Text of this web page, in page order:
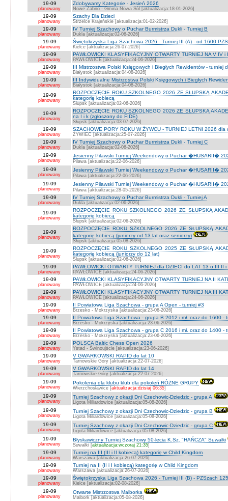
19-09
planowany
Zdobywamy Kategorie - Jesień 2026
Nowe Żabno - Gmina Nowa Sól [aktualizacja:18-01-2026]
19-09
planowany
Szachy Dla Dzieci
Strzelce Krajeńskie [aktualizacja:01-02-2026]
19-09
planowany
IV Turniej Szachowy o Puchar Burmistrza Dukli - Turniej B
Dukla [aktualizacja:02-06-2026]
19-09
planowany
Świętokrzyska Liga Szachowa 2026 - Turniej III (A) - od 1600
Kielce [aktualizacja:26-07-2026]
19-09
planowany
PAWŁOWICKI KLASYFIKACYJNY OTWARTY TURNIEJ NA V IV i
PAWŁOWICE [aktualizacja:24-06-2026]
19-09
planowany
III Mistrzostwa Polski Księgowych i Biegłych Rewidentów - turniej
Białystok [aktualizacja:04-08-2026]
19-09
planowany
III Indywidualne Mistrzostwa Polski Księgowych i Biegłych
Białystok [aktualizacja:04-08-2026]
19-09
planowany
ROZPOCZĘCIE ROKU SZKOLNEGO 2026 ZE SŁUPSKĄ
kategorię kobiecą
Słupsk [aktualizacja:02-06-2026]
19-09
planowany
ROZPOCZĘCIE ROKU SZKOLNEGO 2026 ZE SŁUPSKĄ
na I i k (zgłoszony do FIDE)
Słupsk [aktualizacja:03-07-2026]
19-09
planowany
SZACHOWE PORY ROKU W ŻYWCU - TURNIEJ LETNI 2026 dla
ŻYWIEC [aktualizacja:25-07-2026]
19-09
planowany
IV Turniej Szachowy o Puchar Burmistrza Dukli - Turniej C
Dukla [aktualizacja:02-06-2026]
19-09
planowany
Jesienny Pilawski Turniej Weekendowy o Puchar �HUSARII�
Pilawa [aktualizacja:22-06-2026]
19-09
planowany
Jesienny Pilawski Turniej Weekendowy o Puchar �HUSARII�
Pilawa [aktualizacja:22-06-2026]
19-09
planowany
Jesienny Pilawski Turniej Weekendowy o Puchar �HUSARII�
Pilawa [aktualizacja:28-05-2026]
19-09
planowany
IV Turniej Szachowy o Puchar Burmistrza Dukli - Turniej A
Dukla [aktualizacja:02-06-2026]
19-09
planowany
ROZPOCZĘCIE ROKU SZKOLNEGO 2026 ZE SŁUPSKĄ
kategorię kobiecą
Słupsk [aktualizacja:02-06-2026]
19-09
planowany
ROZPOCZĘCIE ROKU SZKOLNEGO 2026 ZE SŁUPSKĄ
kategorię kobiecą (juniorzy od 13 lat oraz seniorzy)
Słupsk [aktualizacja:05-08-2026]
19-09
planowany
ROZPOCZĘCIE ROKU SZKOLNEGO 2025 ZE SŁUPSKĄ
kategorię kobiecą (juniorzy do 12 lat)
Słupsk [aktualizacja:02-06-2026]
19-09
planowany
PAWŁOWICKI OTWARTY TURNIEJ dla DZIECI do LAT 13 o III II
PAWŁOWICE [aktualizacja:24-06-2026]
19-09
planowany
PAWŁOWICKI KLASYFIKACYJNY OTWARTY TURNIEJ NA II
PAWŁOWICE [aktualizacja:24-06-2026]
19-09
planowany
PAWŁOWICKI KLASYFIKACYJNY OTWARTY TURNIEJ NA III
PAWŁOWICE [aktualizacja:24-06-2026]
19-09
planowany
II Powiatowa Liga Szachowa - grupa A Open - turniej #3
Brzesko - Mokrzyska [aktualizacja:23-06-2026]
19-09
planowany
II Powiatowa Liga Szachowa - grupa B 2012 i mł. oraz do 1600 -
Brzesko - Mokrzyska [aktualizacja:23-06-2026]
19-09
planowany
II Powiatowa Liga Szachowa - grupa C 2016 i mł. oraz do 1400 -
Brzesko - Mokrzyska [aktualizacja:23-06-2026]
19-09
planowany
POLSCA Baltic Chess Open 2026
Ystad - Świnoujście [aktualizacja:23-06-2026]
19-09
planowany
V GWARKOWSKI RAPID do lat 10
Tarnowskie Góry [aktualizacja:22-07-2026]
19-09
planowany
V GWARKOWSKI RAPID do lat 14
Tarnowskie Góry [aktualizacja:22-07-2026]
19-09
planowany
Pokolenia dla klubu klub dla pokoleń RÓŻNE GRUPY
Wierzchosławice [aktualizacja:dzisiaj 06:35]
19-09
planowany
Turniej Szachowy z okazji Dni Czechowic-Dziedzic - grupa A
Ligota Miliardowice [aktualizacja:05-08-2026]
19-09
planowany
Turniej Szachowy z okazji Dni Czechowic-Dziedzic - grupa B
Ligota Miliardowice [aktualizacja:05-08-2026]
19-09
planowany
Turniej Szachowy z okazji Dni Czechowic-Dziedzic - grupa C
Ligota Miliardowice [aktualizacja:05-08-2026]
19-09
planowany
Błyskawiczny Turniej Szachowy 50-lecia K.Sz. "HAŃCZA" Suwałki
Suwałki [aktualizacja:wczoraj 21:35]
19-09
planowany
Turniej na III (III i II kobiecą) kategorię w Child Kingdom
Warszawa [aktualizacja:26-07-2026]
19-09
planowany
Turniej na II (II i I kobiecą) kategorię w Child Kingdom
Warszawa [aktualizacja:26-07-2026]
19-09
planowany
Świętokrzyska Liga Szachowa 2026 - Turniej III (B) - PZSzach
Kielce [aktualizacja:02-08-2026]
19-09
planowany
Otwarte Mistrzostwa Malborka
Malbork [aktualizacja:05-08-2026]